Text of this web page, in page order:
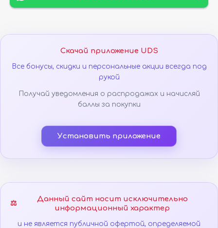
Скачай приложение UDS
Все бонусы, скидки и персональные акции всегда под
рукой
Получай уведомления о распродажах и начисляй
баллы за покупки
Установить приложение
⚖️
Данный сайт носит исключительно
информационный характер
и не является публичной офертой, определяемой